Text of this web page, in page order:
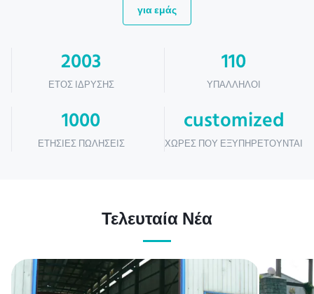
για εμάς
2003
ΈΤΟΣ ΊΔΡΥΣΗΣ
110
ΥΠΆΛΛΗΛΟΙ
1000
ΕΤΉΣΙΕΣ ΠΩΛΉΣΕΙΣ
customized
ΧΏΡΕΣ ΠΟΥ ΕΞΥΠΗΡΕΤΟΎΝΤΑΙ
Τελευταία Νέα